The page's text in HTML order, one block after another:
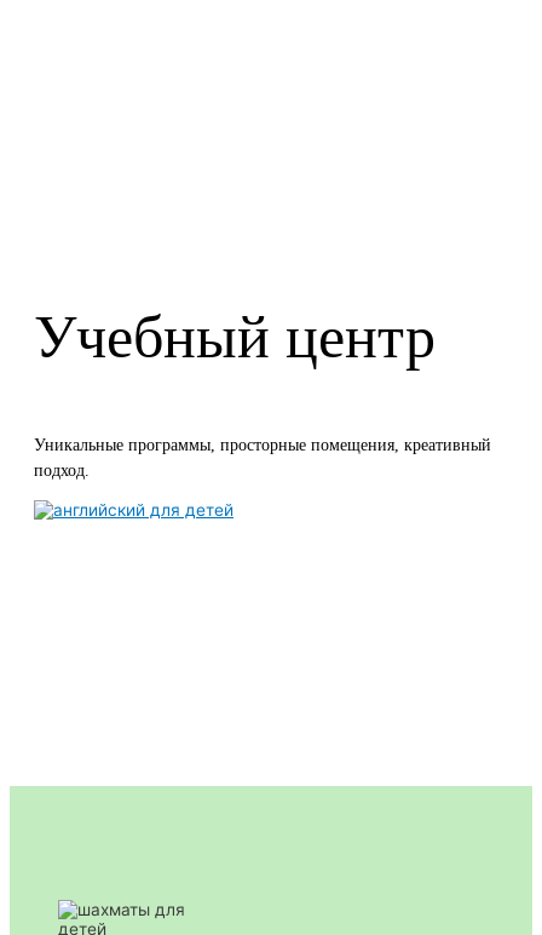
Учебный центр​
Уникальные программы, просторные помещения, креативный
подход.